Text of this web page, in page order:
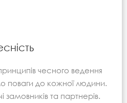
чесного ведення
поваги до кожної людини.
замовників та партнерів.